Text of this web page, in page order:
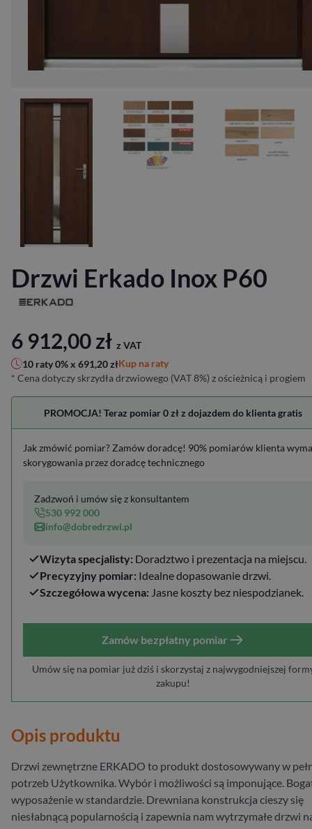
Drzwi Erkado Inox P60
6 912,00zł z VAT
10 raty 0% x 691,20złKup na raty
* Cena dotyczy skrzydła drzwiowego (VAT 8%) z ościeżnicą i progiem
PROMOCJA! Teraz pomiar 0 zł z dojazdem do klienta gratis
Jak zmówić pomiar? Zamów doradcę! 90% pomiarów klienta
skorygowania przez doradcę technicznego
Wizyta specjalisty: Doradztwo i prezentacja na miejscu.
Precyzyjny pomiar: Idealne dopasowanie drzwi.
Szczegółowa wycena: Jasne koszty bez niespodzianek.
Zadzwoń i umów się z konsultantem
530 992 000
info@dobredrzwi.pl
Zamów bezpłatny pomiar
Umów się na pomiar już dziś i skorzystaj z najwygodniejszej
zakupu!
Opis produktu
Drzwi zewnętrzne ERKADO to produkt dostosowywany w
potrzeb Użytkownika. Wybór i możliwości są imponujące.
wyposażenie w standardzie. Drewniana konstrukcja cieszy się
niesłabnącą popularnością i zapewnia nam wytrzymałe drzwi